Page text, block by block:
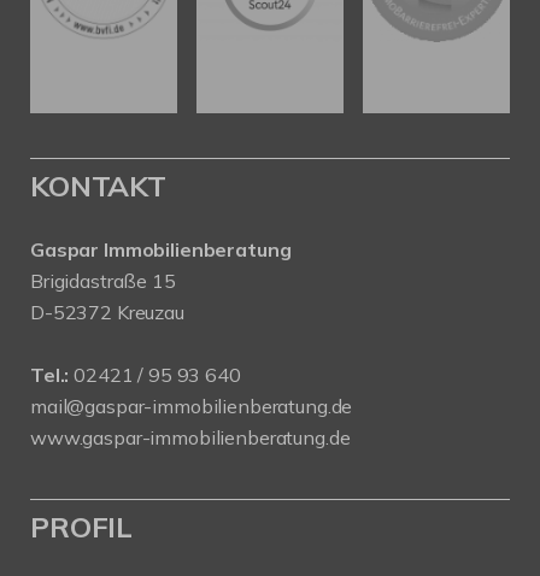
KONTAKT
Gaspar Immobilienberatung
Brigidastraße 15
D-52372 Kreuzau
Tel.: 02421 / 95 93 640
mail@gaspar-immobilienberatung.de
www.gaspar-immobilienberatung.de
PROFIL